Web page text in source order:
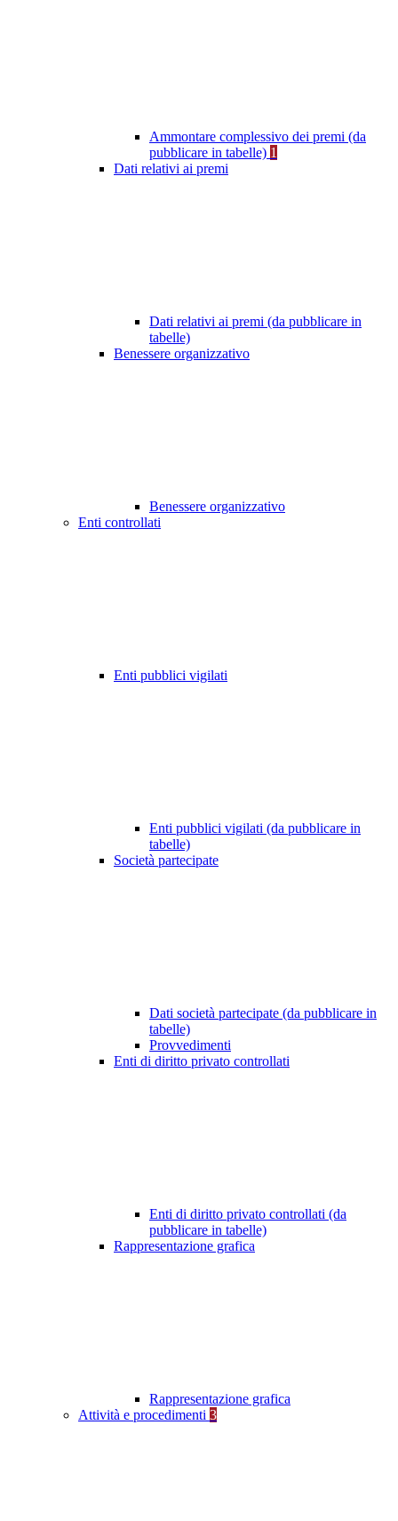
Ammontare complessivo dei premi (da
pubblicare in tabelle) 1
Dati relativi ai premi
Dati relativi ai premi (da pubblicare in
tabelle)
Benessere organizzativo
Benessere organizzativo
Enti controllati
Enti pubblici vigilati
Enti pubblici vigilati (da pubblicare in
tabelle)
Società partecipate
Dati società partecipate (da pubblicare in
tabelle)
Provvedimenti
Enti di diritto privato controllati
Enti di diritto privato controllati (da
pubblicare in tabelle)
Rappresentazione grafica
Rappresentazione grafica
Attività e procedimenti 3